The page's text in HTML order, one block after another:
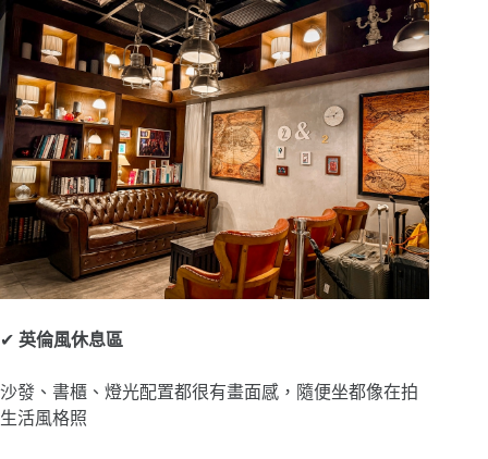
✔ 英倫風休息區
沙發、書櫃、燈光配置都很有畫面感，隨便坐都像在拍
生活風格照